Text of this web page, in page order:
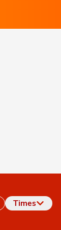
Times